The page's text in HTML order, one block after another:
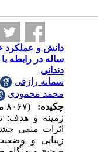
ساله در رابطه با
دندانی
سمانه رازقی
محمد محمودی
چکیده:
زمینه و هدف:
اثرات منفی
زیبایی و وضعیت